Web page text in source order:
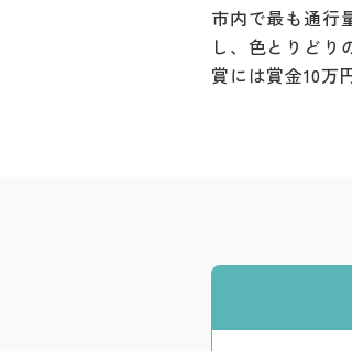
市内で最も通行
し、色とりどり
賞には賞金10万